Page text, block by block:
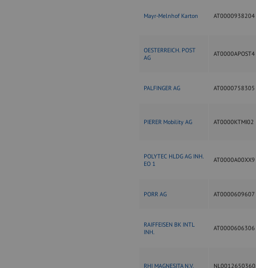
Mayr-Melnhof Karton AT0000938204
OESTERREICH. POST
AG
AT0000APOST4
PALFINGER AG AT0000758305
PIERER Mobility AG AT0000KTMI02
POLYTEC HLDG AG INH.
EO 1
AT0000A00XX9
PORR AG AT0000609607
RAIFFEISEN BK INTL
INH.
AT0000606306
RHI MAGNESITA N.V. NL0012650360